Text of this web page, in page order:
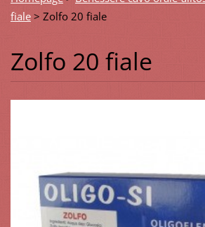
fiale > Zolfo 20 fiale
Zolfo 20 fiale